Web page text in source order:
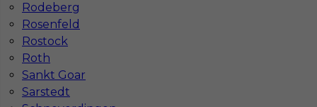
Rodeberg
Rosenfeld
Rostock
Roth
Sankt Goar
Sarstedt